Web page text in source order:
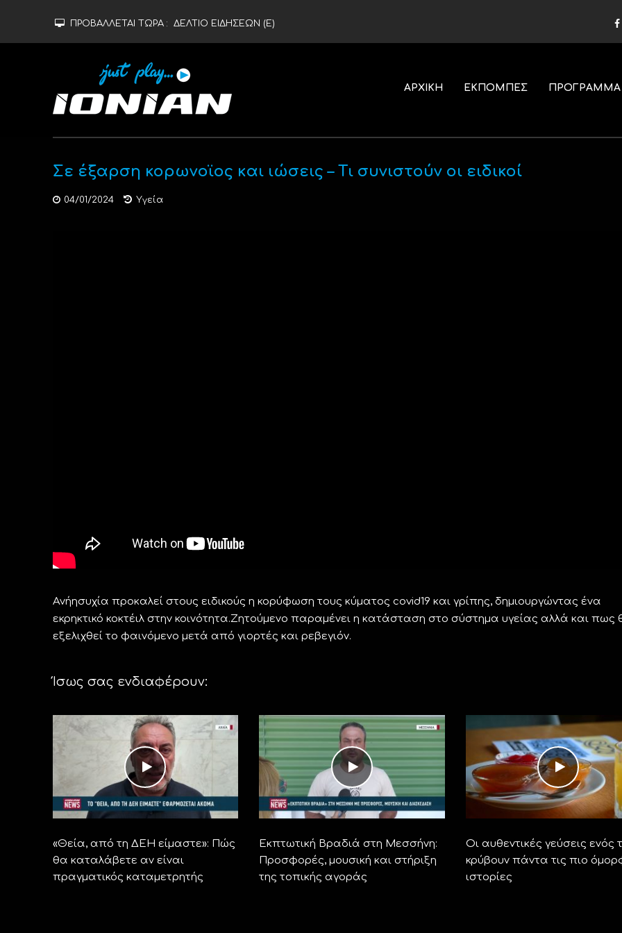
ΠΡΟΒΑΛΛΕΤΑΙ ΤΩΡΑ : ΔΕΛΤΙΟ ΕΙΔΗΣΕΩΝ (Ε)
ΑΡΧΙΚΗ ΕΚΠΟΜΠΕΣ ΠΡΟΓΡΑΜΜΑ
Σε έξαρση κορωνοϊος και ιώσεις – Τι συνιστούν οι ειδικοί
04/01/2024 Υγεία
Ανήησυχία προκαλεί στους ειδικούς η κορύφωση τους κύματος covid19 και γρίπης, δημιουργώντας ένα
εκρηκτικό κοκτέιλ στην κοινότητα.Ζητούμενο παραμένει η κατάσταση στο σύστημα υγείας αλλά και πως
εξελιχθεί το φαινόμενο μετά από γιορτές και ρεβεγιόν.
Ίσως σας ενδιαφέρουν:
«Θεία, από τη ΔΕΗ είμαστε»: Πώς
θα καταλάβετε αν είναι
πραγματικός καταμετρητής
Εκπτωτική Βραδιά στη Μεσσήνη:
Προσφορές, μουσική και στήριξη
της τοπικής αγοράς
Οι αυθεντικές γεύσεις ενός
κρύβουν πάντα τις πιο
ιστορίες